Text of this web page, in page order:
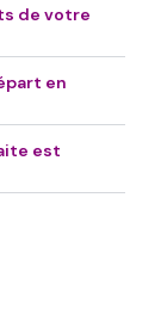
de votre
en
est